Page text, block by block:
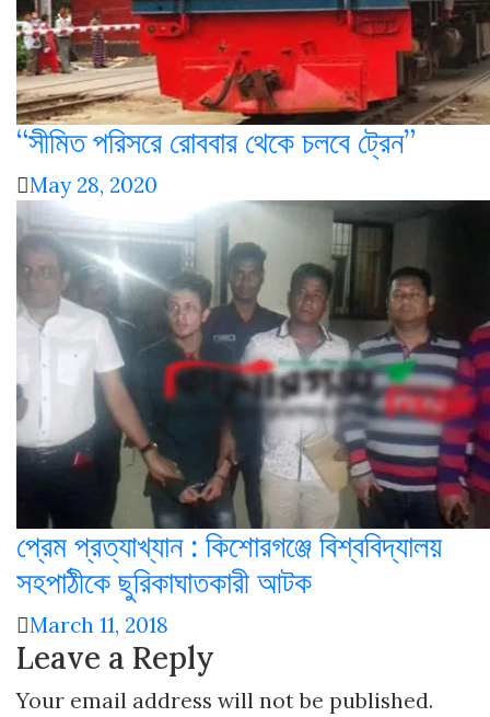
“সীমিত পরিসরে রোববার থেকে চলবে ট্রেন”
May 28, 2020
প্রেম প্রত্যাখ্যান : কিশোরগঞ্জে বিশ্ববিদ্যালয়
সহপাঠীকে ছুরিকাঘাতকারী আটক
March 11, 2018
Leave a Reply
Your email address will not be published.